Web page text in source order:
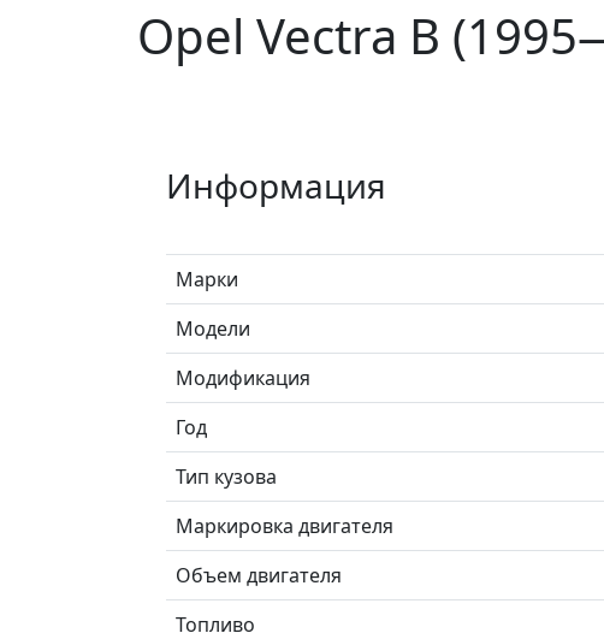
Opel Vectra B
Информация
Марки
Модели
Модификация
Год
Тип кузова
Маркировка двигателя
Объем двигателя
Топливо